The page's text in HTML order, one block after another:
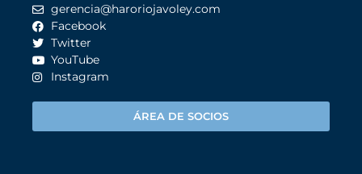
gerencia@haroriojavoley.com
Facebook
Twitter
YouTube
Instagram
ÁREA DE SOCIOS